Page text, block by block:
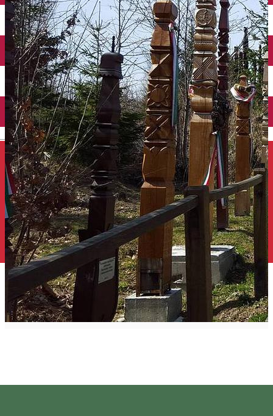
English
Închirieri auto
Închirieri de biciclete